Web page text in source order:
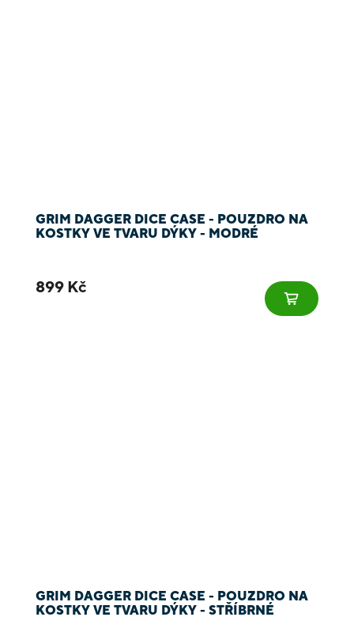
GRIM DAGGER DICE CASE - POUZDRO NA
KOSTKY VE TVARU DÝKY - MODRÉ
899 Kč
GRIM DAGGER DICE CASE - POUZDRO NA
KOSTKY VE TVARU DÝKY - STŘÍBRNÉ